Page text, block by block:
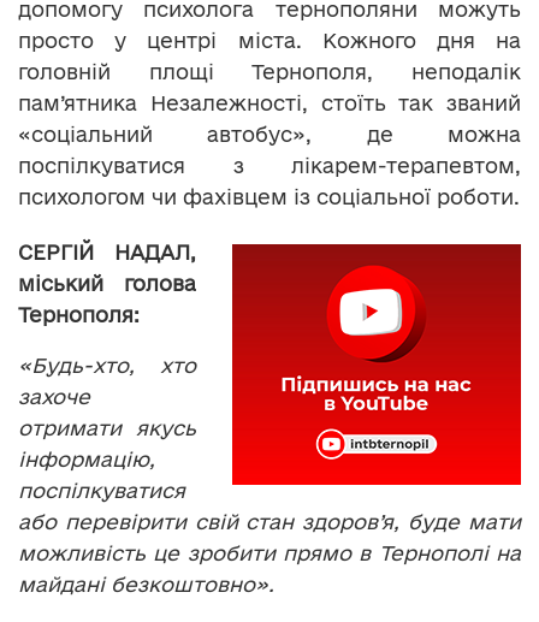
допомогу психолога тернополяни можуть
просто у центрі міста. Кожного дня на
головній площі Тернополя, неподалік
пам’ятника Незалежності, стоїть так званий
«соціальний автобус», де можна
поспілкуватися з лікарем-терапевтом,
психологом чи фахівцем із соціальної роботи.
СЕРГІЙ НАДАЛ,
міський голова
Тернополя:
«Будь-хто, хто
захоче
отримати якусь
інформацію,
поспілкуватися
або перевірити свій стан здоров’я, буде мати
можливість це зробити прямо в Тернополі на
майдані безкоштовно».